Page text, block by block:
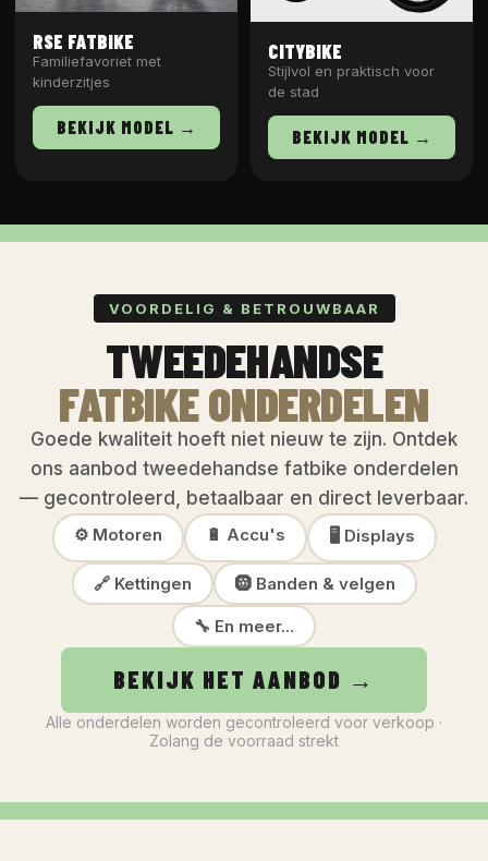
RSE FATBIKE
Familiefavoriet met
kinderzitjes
BEKIJK MODEL →
CITYBIKE
Stijlvol en praktisch voor
de stad
BEKIJK MODEL →
VOORDELIG & BETROUWBAAR
TWEEDEHANDSE
FATBIKE ONDERDELEN
Goede kwaliteit hoeft niet nieuw te zijn. Ontdek
ons aanbod tweedehandse fatbike onderdelen
— gecontroleerd, betaalbaar en direct leverbaar.
⚙️ Motoren 🔋 Accu's 🖥️ Displays
🔗 Kettingen 🛞 Banden & velgen
🔧 En meer...
BEKIJK HET AANBOD →
Alle onderdelen worden gecontroleerd voor verkoop ·
Zolang de voorraad strekt